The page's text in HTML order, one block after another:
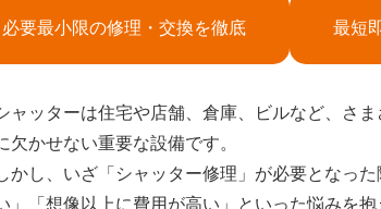
必要最小限の修理・交換を徹底 最短
ャッターは住宅や店舗、倉庫、ビルなど、さ
欠かせない重要な設備です。
かし、いざ「シャッター修理」が必要となっ
」「想像以上に費用が高い」といった悩みを抱